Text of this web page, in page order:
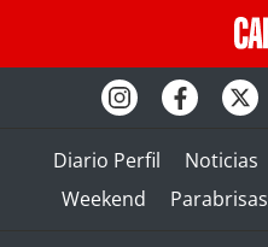
Diario Perfil Noticias
Weekend
Parabrisas